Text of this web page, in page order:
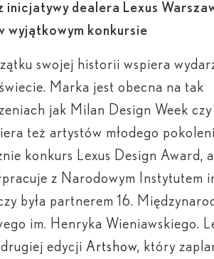
inicjatywy dealera Lexus
wyjątkowym konkursie
swojej historii wspiera
Marka jest obecna na tak
jak Milan Design Week
też artystów młodego
konkurs Lexus Design Award,
z Narodowym Instytutem
była partnerem 16.
im. Henryka Wieniawskiego.
drugiej edycjiArtshow, który